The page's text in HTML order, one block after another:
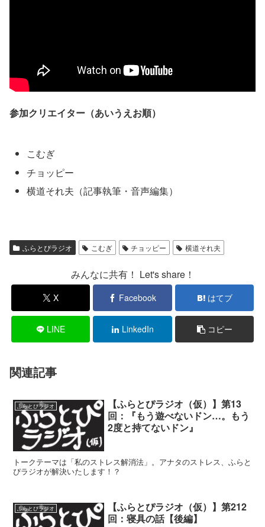
参加クリエイター（あいうえお順）
こむぎ
チョッピー
横道それ夫（記事執筆・音声編集）
ふらとぴラジオ こむぎ チョッピー 横道それ夫
みんなに共有！ Let's share！
X Facebook はてブ
LINE LinkedIn コピー
関連記事
ふらとぴラジオ
【ふらとぴラジオ（仮）】第13
回：『もう遊べないドン…。もう
2度と持てないドン』
トークテーマは「私のストレス解消法」。アナタのストレス、ふらと
ぴラジオが解決いたします！？
ふらとぴラジオ
【ふらとぴラジオ（仮）】第212
回：寝具の話【後編】